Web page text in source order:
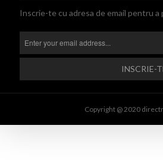
Inscrie-te cu adresa de email pentru a
Copyright @ 2020